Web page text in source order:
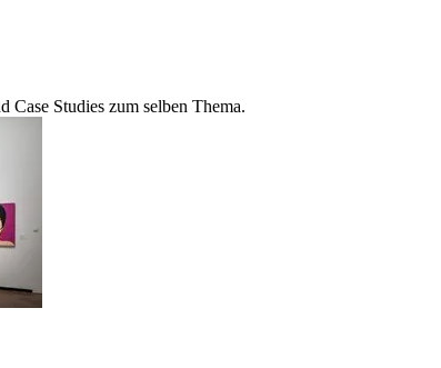
Case Studies zum selben Thema.